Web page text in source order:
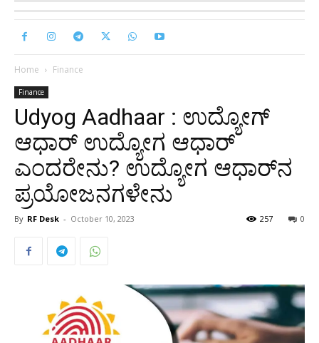
Home Finance
Finance
Udyog Aadhaar : ಉದ್ಯೋಗ್
ಆಧಾರ್ ಉದ್ಯೋಗ ಆಧಾರ್
ಎಂದರೇನು? ಉದ್ಯೋಗ ಆಧಾರ್‌ನ
ಪ್ರಯೋಜನಗಳೇನು
By RF Desk - October 10, 2023 0
257